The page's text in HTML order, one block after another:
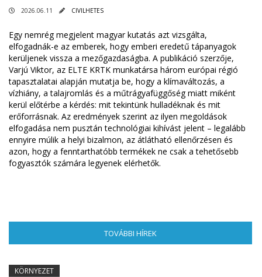
2026.06.11 CIVILHETES
Egy nemrég megjelent magyar kutatás azt vizsgálta,
elfogadnák-e az emberek, hogy emberi eredetű tápanyagok
kerüljenek vissza a mezőgazdaságba. A publikáció szerzője,
Varjú Viktor, az ELTE KRTK munkatársa három európai régió
tapasztalatai alapján mutatja be, hogy a klímaváltozás, a
vízhiány, a talajromlás és a műtrágyafüggőség miatt miként
kerül előtérbe a kérdés: mit tekintünk hulladéknak és mit
erőforrásnak. Az eredmények szerint az ilyen megoldások
elfogadása nem pusztán technológiai kihívást jelent – legalább
ennyire múlik a helyi bizalmon, az átlátható ellenőrzésen és
azon, hogy a fenntarthatóbb termékek ne csak a tehetősebb
fogyasztók számára legyenek elérhetők.
TOVÁBBI HÍREK
KÖRNYEZET